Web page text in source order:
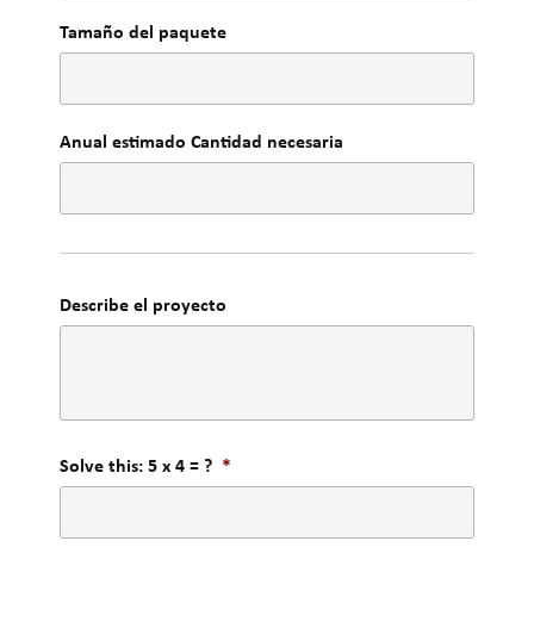
Tamaño del paquete
Anual estimado Cantidad necesaria
Describe el proyecto
Solve this: 5 x 4 = ? *